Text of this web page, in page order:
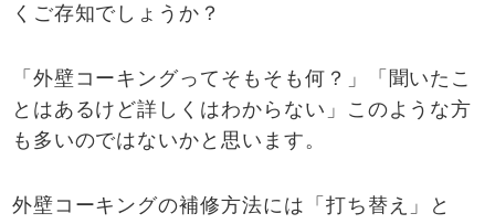
くご存知でしょうか？
「外壁コーキングってそもそも何？」「聞いたこ
とはあるけど詳しくはわからない」このような方
も多いのではないかと思います。
外壁コーキングの補修方法には「打ち替え」と